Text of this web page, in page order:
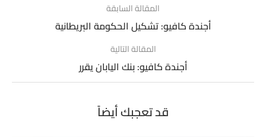
المقالة السابقة
أجندة كافيو: تشكيل الحكومة البريطانية
المقالة التالية
أجندة كافيو: بنك اليابان يقرر
قد تعجبك أيضاً